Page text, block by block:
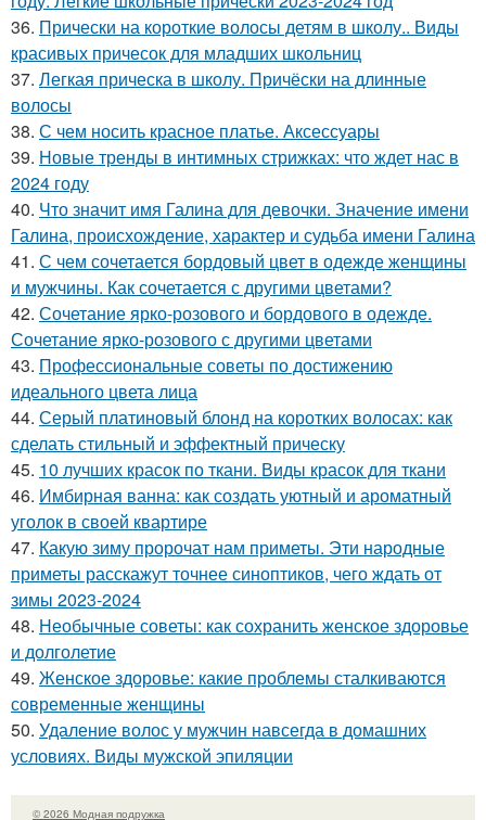
36. Прически на короткие волосы детям в школу.. Виды
красивых причесок для младших школьниц
37. Легкая прическа в школу. Причёски на длинные
волосы
38. С чем носить красное платье. Аксессуары
39. Новые тренды в интимных стрижках: что ждет нас в
2024 году
40. Что значит имя Галина для девочки. Значение имени
Галина, происхождение, характер и судьба имени Галина
41. С чем сочетается бордовый цвет в одежде женщины
и мужчины. Как сочетается с другими цветами?
42. Сочетание ярко-розового и бордового в одежде.
Сочетание ярко-розового с другими цветами
43. Профессиональные советы по достижению
идеального цвета лица
44. Серый платиновый блонд на коротких волосах: как
сделать стильный и эффектный прическу
45. 10 лучших красок по ткани. Виды красок для ткани
46. Имбирная ванна: как создать уютный и ароматный
уголок в своей квартире
47. Какую зиму пророчат нам приметы. Эти народные
приметы расскажут точнее синоптиков, чего ждать от
зимы 2023-2024
48. Необычные советы: как сохранить женское здоровье
и долголетие
49. Женское здоровье: какие проблемы сталкиваются
современные женщины
50. Удаление волос у мужчин навсегда в домашних
условиях. Виды мужской эпиляции
© 2026 Модная подружка